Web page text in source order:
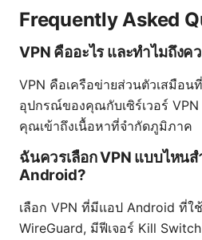
Frequently Asked
VPN คืออะไร และทำไมถึงค
VPN คือเครือข่ายส่วนตัวเสมือน
อุปกรณ์ของคุณกับเซิร์เวอร์
คุณเข้าถึงเนื้อหาที่จำกัดภูมิภาค
ฉันควรเลือก VPN แบบไหน
Android?
เลือก VPN ที่มีแอป Android ที่ใ
WireGuard, มีฟีเจอร์ Kill